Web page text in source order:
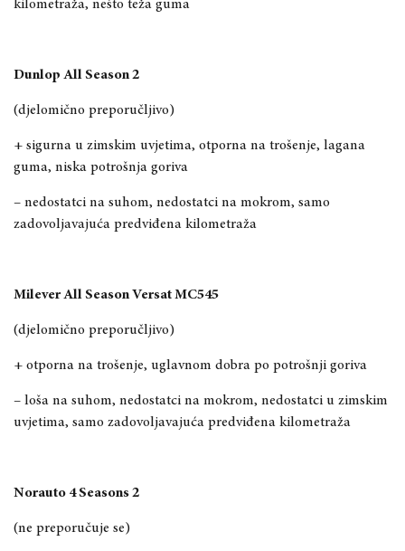
kilometraža, nešto teža guma
Dunlop All Season 2
(djelomično preporučljivo)
+ sigurna u zimskim uvjetima, otporna na trošenje, lagana
guma, niska potrošnja goriva
– nedostatci na suhom, nedostatci na mokrom, samo
zadovoljavajuća predviđena kilometraža
Milever All Season Versat MC545
(djelomično preporučljivo)
+ otporna na trošenje, uglavnom dobra po potrošnji goriva
– loša na suhom, nedostatci na mokrom, nedostatci u zimskim
uvjetima, samo zadovoljavajuća predviđena kilometraža
Norauto 4 Seasons 2
(ne preporučuje se)